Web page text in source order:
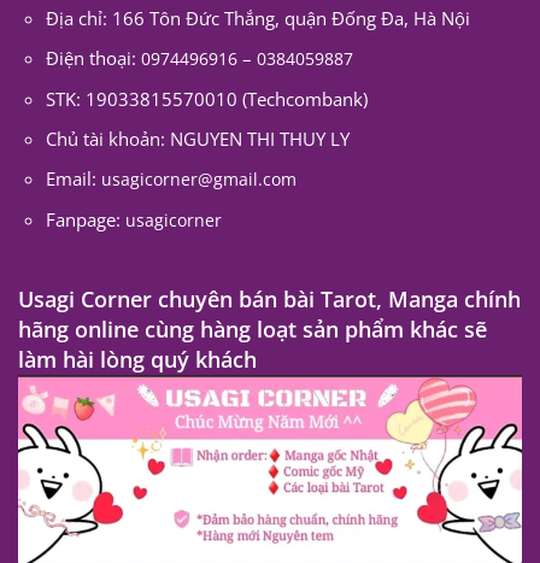
Địa chỉ: 166 Tôn Đức Thắng, quận Đống Đa, Hà Nội
Điện thoại: 0974496916 – 0384059887
STK: 19033815570010 (Techcombank)
Chủ tài khoản: NGUYEN THI THUY LY
Email: usagicorner@gmail.com
Fanpage: usagicorner
Usagi Corner chuyên bán bài Tarot, Manga chính
hãng online cùng hàng loạt sản phẩm khác sẽ
làm hài lòng quý khách